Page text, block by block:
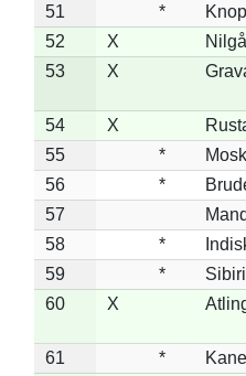
51
*
52
X
53
X
54 X
55
*
56
*
57
58
*
59
*
60
X
61 *